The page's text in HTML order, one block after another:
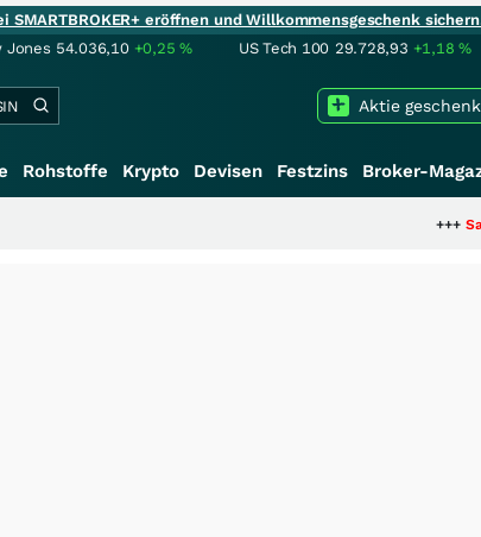
eröffnen und Willkommensgeschenk
Jones 54.036,10 +0,25% US Tech 100 29.728,93 +1,18%
Aktie
Rohstoffe Krypto Devisen Festzins Broker-
Saga